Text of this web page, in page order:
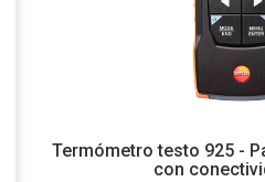
Termómetro testo 925 -
con